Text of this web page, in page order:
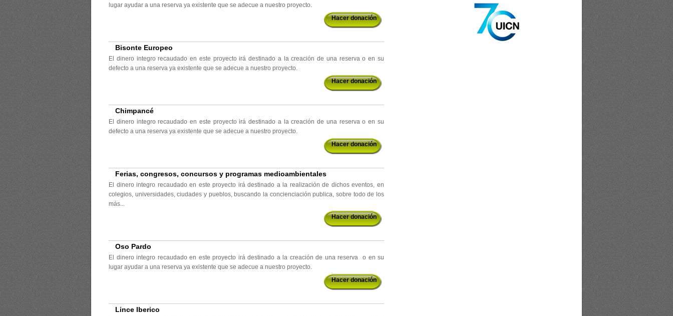
lugar ayudar a una reserva ya existente que se adecue a nuestro proyecto.
Hacer donación
Bisonte Europeo
El dinero integro recaudado en este proyecto irá destinado a la creación de una reserva o en su
defecto a una reserva ya existente que se adecue a nuestro proyecto.
Hacer donación
Chimpancé
El dinero integro recaudado en este proyecto irá destinado a la creación de una reserva o en su
defecto a una reserva ya existente que se adecue a nuestro proyecto.
Hacer donación
Ferias, congresos, concursos y programas medioambientales
El dinero integro recaudado en este proyecto irá destinado a la realización de dichos eventos, en
colegios, universidades, ciudades y pueblos, buscando la concienciación publica, sobre todo de los
más...
Hacer donación
Oso Pardo
El dinero integro recaudado en este proyecto irá destinado a la creación de una reserva o en su
lugar ayudar a una reserva ya existente que se adecue a nuestro proyecto.
Hacer donación
Lince Iberico